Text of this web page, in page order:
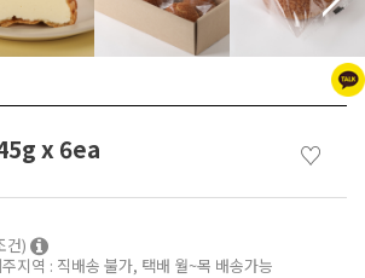
x 6ea ♡
건)
지역 : 직배송 불가, 택배 월~목 배송가능